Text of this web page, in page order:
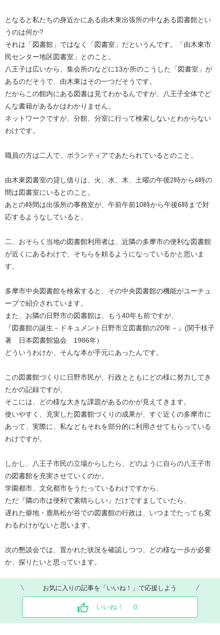
となると私たちの身近かにある由木東出張所の中なある図書館とい
うのは何か?
それは「図書館」ではなく「図書室」だというんです。「由木東市
民センター地区図書室」とのこと。
八王子は広いから、集会所のなどに13か所のこうした「図書室」が
あるのだそうで、由木東はその一つだそうです。
だからこの館内にある図書は見てわかるんですが、八王子全体でど
んな書籍があるかはわかりません。
ネットワークですが、分館、分室に行って検索しないとわからない
わけです。
職員の方は二人で、ボランティアであたられているとのこと。
由木東図書室の貸し借りは、火、水、木、土曜の午後2時から4時の
間は図書室にいるとのこと。
あとの時間は出張所の事務室が、午前午前10時から午後6時まで対
応するようなしていると。
二、おそらく当地の図書館利用者は、近隣の多摩市の便利な図書館
が近くにあるわけで、そちらを頼るようになっているかと思いま
す。
多摩市中央図書館を検索すると、その中央図書館の機能がユーチュ
ーブで紹介されています。
また、お隣の日野市の図書館は、もう40年も前ですが、
『図書館の誕生－ドキュメント日野市立図書館の20年－』(関千枝子
著 日本図書館協会 1986年）
どういうわけか、そんな本が手元にあったんです。
この図書館づくりに日野市民が、行政とともにどの様に努力してき
たかの記録ですが、
そこには、どの様な大きな課題があるのかが見えてきます。
使いやすく、充実した図書館づくりの成果が、すぐ近くの多摩市に
あって、実際に、私などもそれを部分的に利用させてもらっている
わけですが。
しかし、八王子市民の立場からしたら、どのように自らの八王子市
の図書館を充実させていくのか。
学園都市、文化都市をうたっているわけですから、
ただ『隣の市は便利で素晴らしい』だけですましていたら、
遅れた僻地・鹿島松が谷での図書館の行政は、いつまでたっても変
わるわけがないと思います。
次の懇談会では、置かれた状況を確認しつつ、どの様な一歩が必要
か、探りたいと思っています。
お気に入りの記事を「いいね！」で応援しよう
いいね！ 0